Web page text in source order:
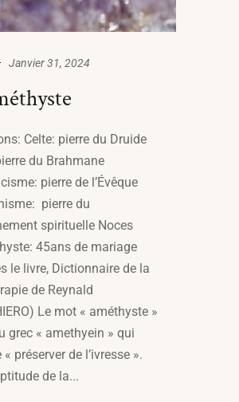
Janvier 31, 2024
Celte: pierre du Druide
du Brahmane
pierre de l’Évêque
pierre du
spirituelle Noces
45ans de mariage
le livre, Dictionnaire de la
de Reynald
Le mot « améthyste »
grec « amethyein » qui
préserver de l’ivresse ».
de la...